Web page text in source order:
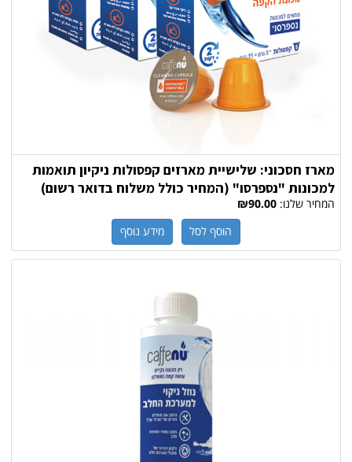
מארז חסכוני: שלישיית מארזים קפסולות ניקיון תואמות
למכונות "נספרסו" (המחיר כולל משלוח בדואר רשום)
המחיר שלנו: ₪90.00
הוסף לסל מידע נוסף